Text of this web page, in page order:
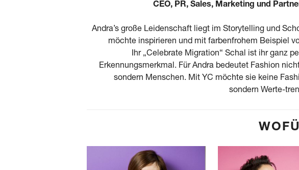
CEO, PR, Sales, Marketing und
Andra’s große Leidenschaft liegt im Storytelling und
möchte inspirieren und mit farbenfrohem Beispiel
Ihr „Celebrate Migration“ Schal ist ihr ganz
Erkennungsmerkmal. Für Andra bedeutet Fashion
sondern Menschen. Mit YC möchte sie keine
sondern Werte-